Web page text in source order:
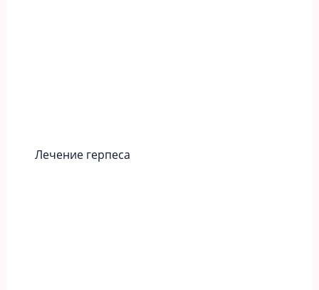
Лечение герпеса